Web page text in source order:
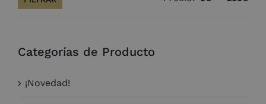
Categorías de Producto
¡Novedad!